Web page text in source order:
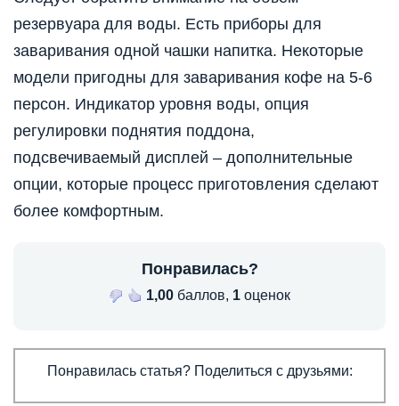
резервуара для воды. Есть приборы для
заваривания одной чашки напитка. Некоторые
модели пригодны для заваривания кофе на 5-6
персон. Индикатор уровня воды, опция
регулировки поднятия поддона,
подсвечиваемый дисплей – дополнительные
опции, которые процесс приготовления сделают
более комфортным.
Понравилась?
1,00 баллов, 1 оценок
Понравилась статья? Поделиться с друзьями: